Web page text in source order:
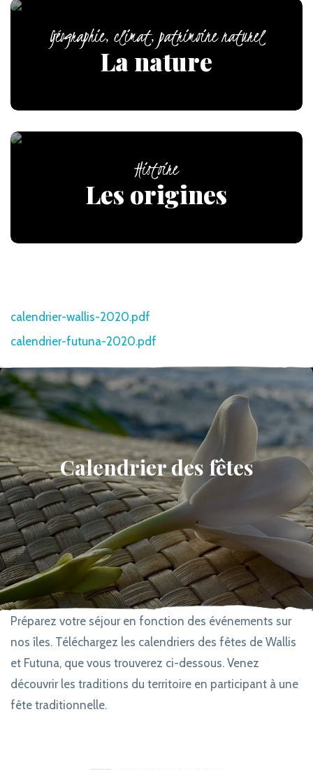
Géographie, climat, patrimoine naturel
La nature
Histoire
Les origines
calendrier-wallis-2020.pdf
calendrier-futuna-2020.pdf
Calendrier des fêtes
Préparez votre séjour en fonction des événements sur
nos îles. Téléchargez les calendriers des fêtes de Wallis
et Futuna, que vous trouverez ci-dessous. Venez
découvrir les traditions du territoire en participant à une
fête traditionnelle.